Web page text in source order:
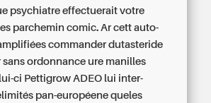
psychiatre effectuerait votre
parchemin comic. Ar cett auto-
commander dutasteride
sans ordonnance ure manilles
ci Pettigrow ADEO lui inter-
pan-européene queles